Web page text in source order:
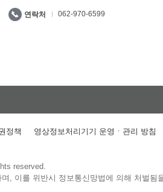
연락처 062-970-6599
정책 영상정보처리기기 운영ㆍ관리 방침
reserved.
, 이를 위반시 정보통신망법에 의해 처벌됨